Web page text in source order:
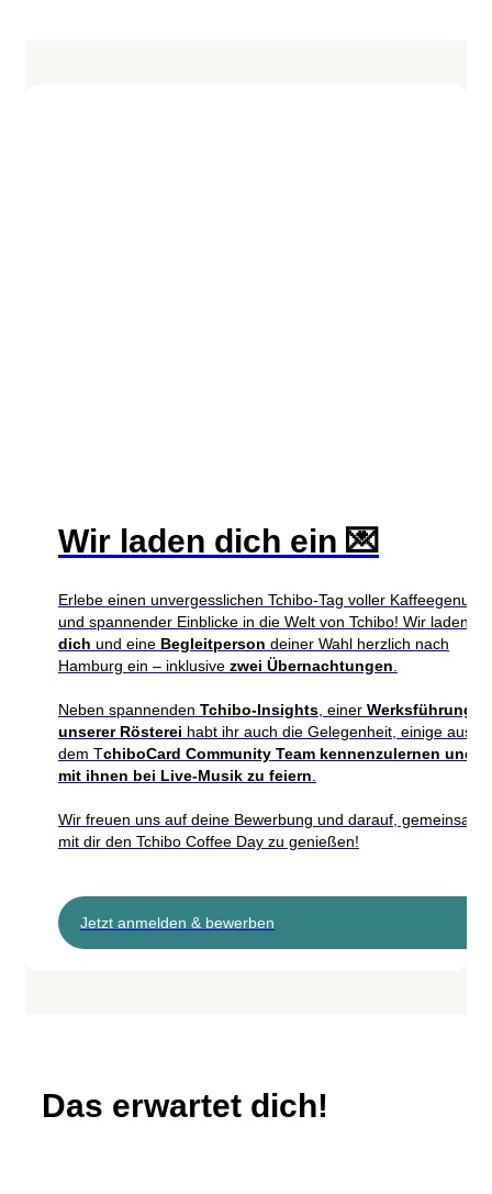
Wir laden dich ein 💌
Erlebe einen unvergesslichen Tchibo-Tag voller Kaffeegenuss
und spannender Einblicke in die Welt von Tchibo! Wir laden
dich und eine Begleitperson deiner Wahl herzlich nach
Hamburg ein – inklusive zwei Übernachtungen
Neben spannenden Tchibo-Insights , einer Werksführung in
unserer Rösterei habt ihr auch die Gelegenheit, einige aus
dem TchiboCard Community Team kennenzulernen und
mit ihnen bei Live-Musik zu feiern
Wir freuen uns auf deine Bewerbung und darauf, gemeinsam
mit dir den Tchibo Coffee Day zu genießen!
Jetzt anmelden & bewerben
Das erwartet dich!